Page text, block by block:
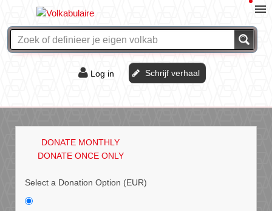
Log in Schrijf verhaal
DONATE MONTHLY
DONATE ONCE ONLY
Select a Donation Option (EUR)